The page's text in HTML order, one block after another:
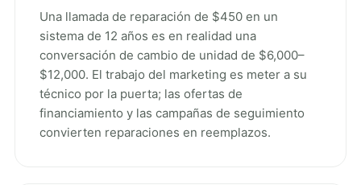
Una llamada de reparación de $450 en un
sistema de 12 años es en realidad una
conversación de cambio de unidad de $6,000–
$12,000. El trabajo del marketing es meter a su
técnico por la puerta; las ofertas de
financiamiento y las campañas de seguimiento
convierten reparaciones en reemplazos.